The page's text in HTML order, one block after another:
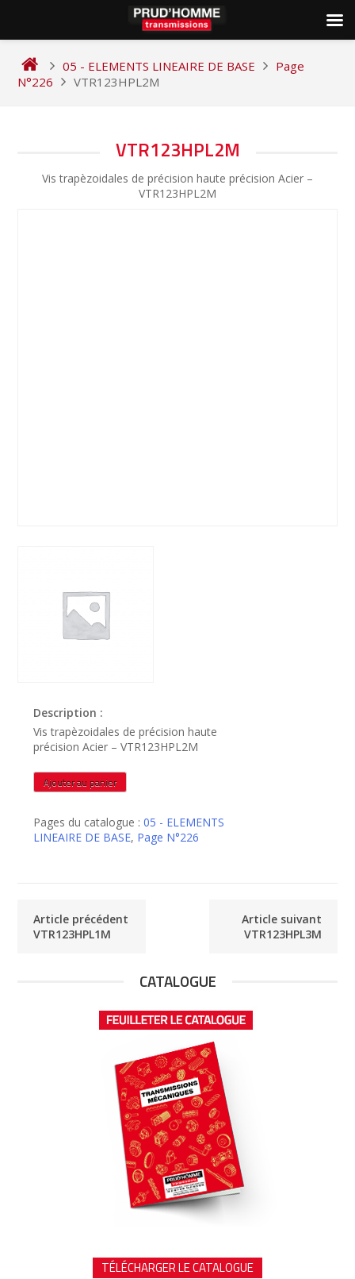
content
05 - ELEMENTS LINEAIRE DE BASE
Page
N°226
VTR123HPL2M
VTR123HPL2M
Vis trapèzoidales de précision haute précision Acier –
VTR123HPL2M
Description :
Vis trapèzoidales de précision haute
précision Acier – VTR123HPL2M
quantité
de
Ajouter au panier
Pages du catalogue :05 - ELEMENTS
LINEAIRE DE BASE, Page N°226
Article précédent
VTR123HPL1M
Article suivant
VTR123HPL3M
CATALOGUE
TÉLÉCHARGER LE CATALOGUE